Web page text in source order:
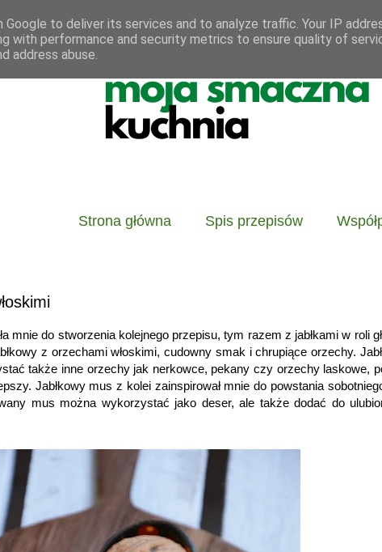
Strona główna Spis przepisów
mnie do stworzenia kolejnego przepisu, tym razem z jabłkami w roli
z orzechami włoskimi, cudowny smak i chrupiące orzechy.
także inne orzechy jak nerkowce, pekany czy orzechy laskowe,
Jabłkowy mus z kolei zainspirował mnie do powstania
mus można wykorzystać jako deser, ale także dodać do
to deliver its services and to analyze traffic. Your IP
with performance and security metrics to ensure quality of
address abuse.